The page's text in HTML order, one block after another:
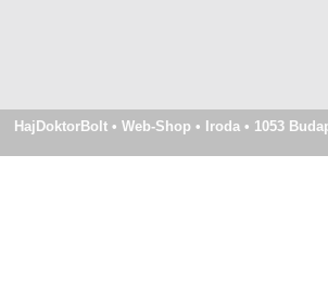
HajDoktorBolt • Web-Shop • Iroda • 1053